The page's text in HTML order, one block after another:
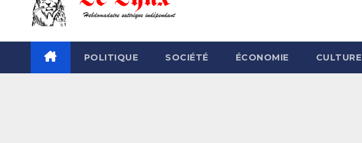
POLITIQUE SOCIÉTÉ ÉCONOMIE CULTURE